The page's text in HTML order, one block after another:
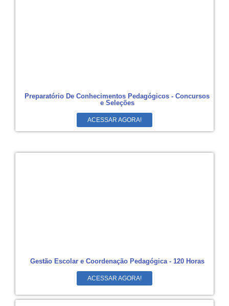
Preparatório De Conhecimentos Pedagógicos - Concursos
e Seleções
ACESSAR AGORA!
Gestão Escolar e Coordenação Pedagógica - 120 Horas
ACESSAR AGORA!